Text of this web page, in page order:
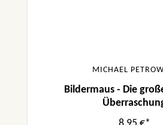
MICHAEL
Bildermaus - Die